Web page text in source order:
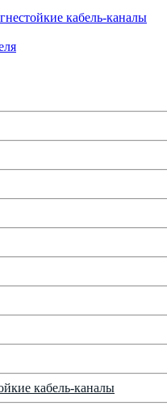
кабель-каналы
кабель-каналы